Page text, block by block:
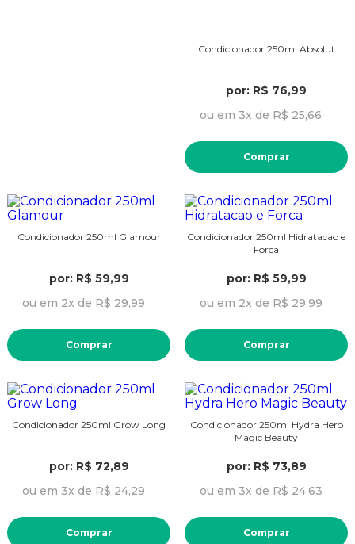
Condicionador 250ml Absolut
por: R$ 76,99
ou em 3x de R$ 25,66
Comprar
Condicionador 250ml Glamour
por: R$ 59,99
ou em 2x de R$ 29,99
Comprar
Condicionador 250ml Hidratacao e
Forca
por: R$ 59,99
ou em 2x de R$ 29,99
Comprar
Condicionador 250ml Grow Long
por: R$ 72,89
ou em 3x de R$ 24,29
Comprar
Condicionador 250ml Hydra Hero
Magic Beauty
por: R$ 73,89
ou em 3x de R$ 24,63
Comprar